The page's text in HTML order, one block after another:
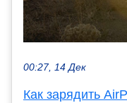
00:27, 14 Дек
Как зарядить